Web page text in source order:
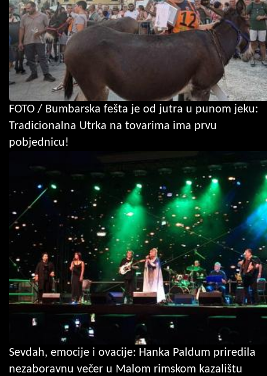
FOTO / Bumbarska fešta je od jutra u punom jeku:
Tradicionalna Utrka na tovarima ima prvu
pobjednicu!
Sevdah, emocije i ovacije: Hanka Paldum priredila
nezaboravnu večer u Malom rimskom kazalištu